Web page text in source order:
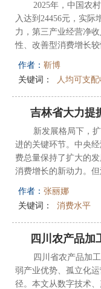
2025年，中国农
入达到24456元，实
力，第三产业经营净
性、改善型消费增长
作者： 靳博
关键词：
人均可支配
吉林省大力提
新发展格局下，
进的关键环节。中央
费总量保持了扩大的
消费增长的新动力。
作者： 张丽娜
关键词：
消费水平
四川农产品加
四川省农产品加
弱产业优势、孤立化
径。本文从数字技术